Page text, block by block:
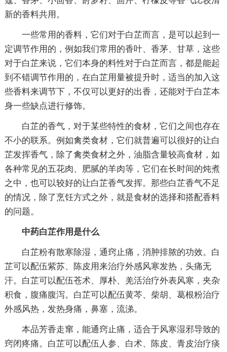
新的香料共用。
一些常用的香料，它们对于白芷而言，是可以起到一
定调节作用的，例如我们常用的香叶、香茅、甘草，这些
对于白芷来说，它们本身的料性对于白芷而言，都是能起
到不错调节作用的，在白芷用量被提升时，适当的加入这
些香料来调节下，不仅可以更好的出香，还能对于白芷本
身一些缺点进行修饰。
白芷的香气，对于某些特性的食材，它们之间也存在
不小的联系。例如禽类食材，它们就普遍可以很好的让白
芷发挥香气，除了禽类食材之外，油脂含量较高食材，如
各种常见的五花肉、肥腻的羊肉等，它们在长时间的炖煮
之中，也可以较好的让白芷香气发挥。那些白芷香气不足
的情况，除了烹饪方式之外，就是食材的选择和搭配香料
的问题。
中药白芷作用是什么
白芷粉有散寒除湿，通窍止痛，消肿排脓的功效。白
芷可以配伍紫苏、陈皮用来治疗外感风寒发热，头痛无
汗。白芷可以配伍苍术、厚朴、羌活治疗外表风寒，夹杂
积食，腹痛腹泻。白芷可以配伍黄芩、柴胡、葛根粉治疗
外感风热，发热身痛，鼻塞，流涕。
本品芳香走窜，能通窍止痛，适合于风寒湿邪导致的
窍闭疼痛。白芷可以配伍人参、白术、陈皮、青皮治疗痰